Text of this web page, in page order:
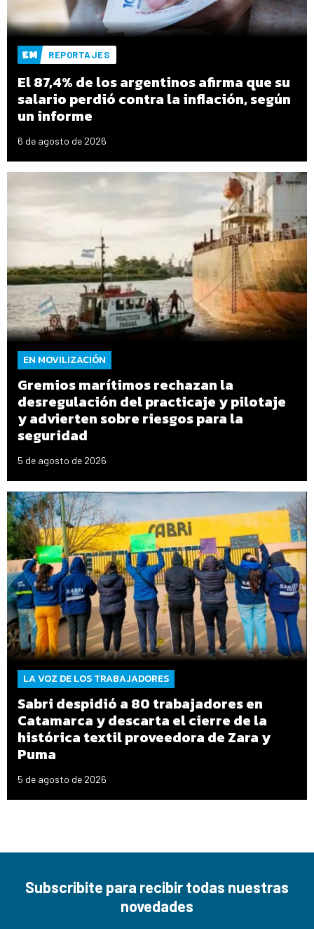
REPORTAJES
El 87,4% de los argentinos afirma que su
salario perdió contra la inflación, según
un informe
6 de agosto de 2026
EN MOVILIZACIÓN
Gremios marítimos rechazan la
desregulación del practicaje y pilotaje
y advierten sobre riesgos para la
seguridad
5 de agosto de 2026
LA VOZ DE LOS TRABAJADORES
Sabri despidió a 80 trabajadores en
Catamarca y descarta el cierre de la
histórica textil proveedora de Zara y
Puma
5 de agosto de 2026
Subscribite para recibir todas nuestras
novedades